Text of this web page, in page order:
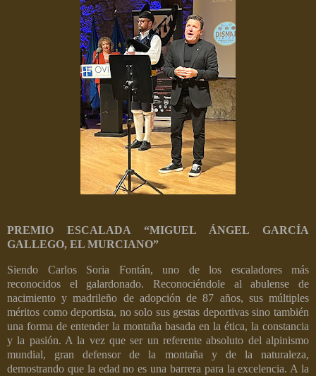
PREMIO ESCALADA “MIGUEL ÁNGEL GARCÍA
GALLEGO, EL MURCIANO”
Siendo Carlos Soria Fontán, uno de los escaladores más
reconocidos el galardonado. Reconociéndole al abulense de
nacimiento y madrileño de adopción de 87 años, sus múltiples
méritos como deportista, no solo sus gestas deportivas sino también
una forma de entender la montaña basada en la ética, la constancia
y la pasión. A la vez que ser un referente absoluto del alpinismo
mundial, gran defensor de la montaña y de la naturaleza,
demostrando que la edad no es una barrera para la excelencia. A la